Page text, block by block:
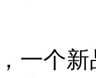
一个